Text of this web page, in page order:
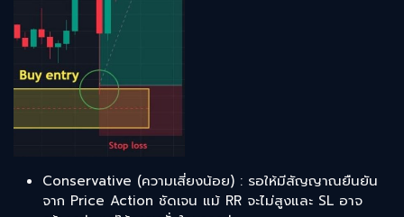
Conservative (ความเสี่ยงน้อย) : รอให้มีสัญญาณยืนยัน
จาก Price Action ชัดเจน แม้ RR จะไม่สูงและ SL อาจ